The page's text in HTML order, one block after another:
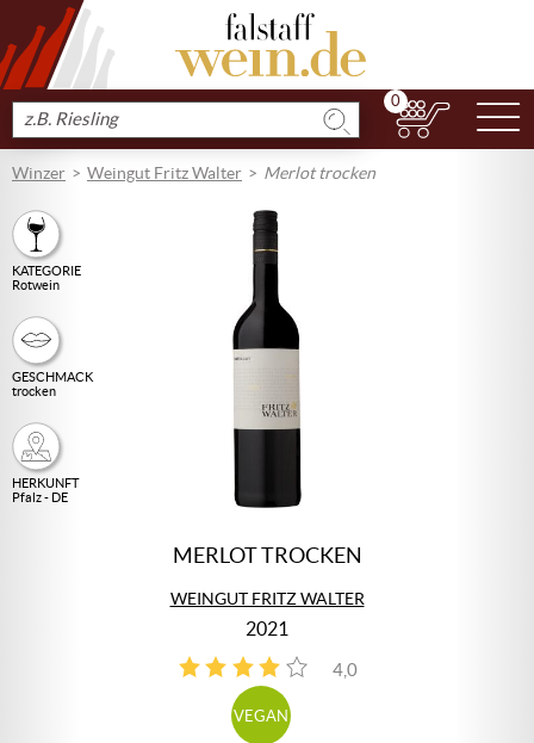
Produkt
suchen
0
Winzer Weingut Fritz Walter Merlot trocken
KATEGORIE
Rotwein
GESCHMACK
trocken
HERKUNFT
Pfalz - DE
MERLOT TROCKEN
WEINGUT FRITZ WALTER
2021
4,0
4
VEGAN